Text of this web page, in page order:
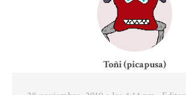
Toñi (picapusa)